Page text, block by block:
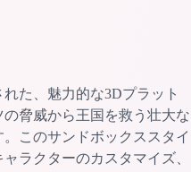
れた、魅力的な3Dプラット
脅威から王国を救う壮大な
このサンドボックススタイ
ラクターのカスタマイズ、